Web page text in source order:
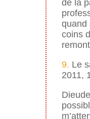
de la
quand
coins
9. Le
2011,